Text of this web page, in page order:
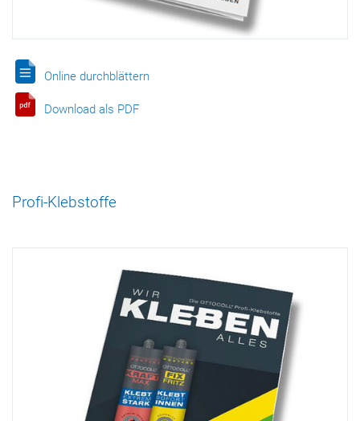
Online durchblättern
Download als PDF
Profi-Klebstoffe